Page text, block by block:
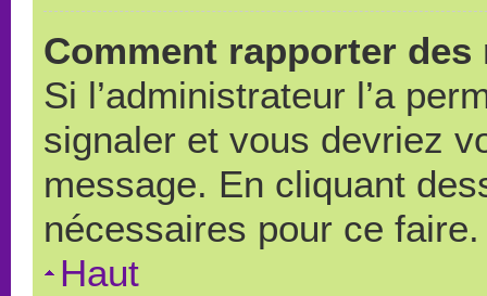
Comment rapporter
Si l’administrateur l’a
signaler et vous devriez
message. En cliquant
nécessaires pour ce faire.
Haut